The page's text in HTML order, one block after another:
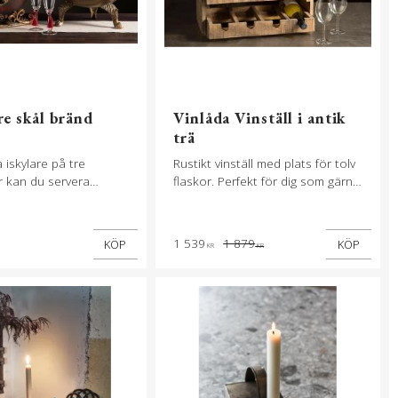
skål bränd
iskylare på tre
kan du servera
KÖP
Vinlåda Vinställ i antik
trä
Rustikt vinställ med plats för tolv
flaskor. Perfekt för dig som gärna
1 539 KR 1 879KR KÖP